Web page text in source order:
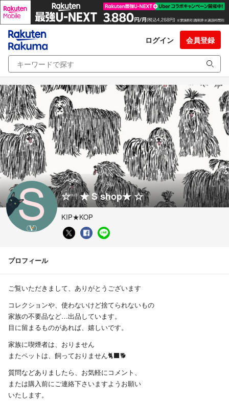
ログイン 会員登録
☆ ★ S shop★ ☆
KIP★KOP
プロフィール
ご覧いただきまして、ありがとうございます
コレクションや、使わないけど捨てられないもの
家族の不要品など…出品しています。
目に留まるものがあれば、嬉しいです。
家族に喫煙者は、おりません
またペットは、飼っておりません🐈‍⬛🐕
質問などありましたら、お気軽にコメント、
または購入前にご連絡下さいますようお願い
いたします。